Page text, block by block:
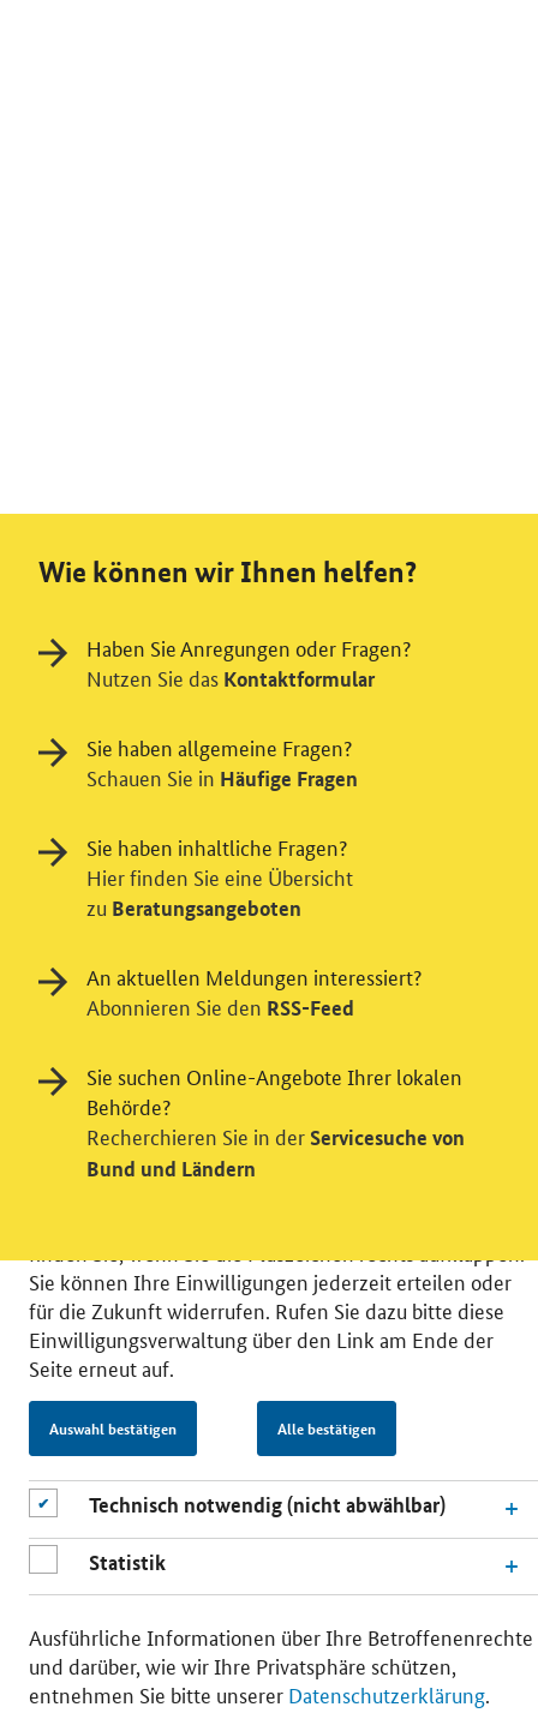
Impressum
Barrierefreiheit
Datenschutz
Einwilligung in Tracking und / oder
Videodienst
verschiedene Zusatzdienste unserer Webseite: Wir
möchten die Nutzeraktivität mit Hilfe
datenschutzfreundlicher Statistiken verstehen, um
unsere Öffentlichkeitsarbeit zu verbessern. Zusätzlich
Sie können Ihre Einwilligungen jederzeit erteilen oder
für die Zukunft widerrufen. Rufen Sie dazu bitte diese
Einwilligungsverwaltung über den Link am Ende der
Seite erneut auf.
Auswahl bestätigen Alle bestätigen
Technisch notwendig (nicht abwählbar)
Statistik
Ausführliche Informationen über Ihre Betroffenenrechte
und darüber, wie wir Ihre Privatsphäre schützen,
entnehmen Sie bitte unserer Datenschutzerklärung.
Wie können wir Ihnen helfen?
Haben Sie Anregungen oder Fragen?
Nutzen Sie das Kontaktformular
Sie haben allgemeine Fragen?
Schauen Sie in Häufige Fragen
Sie haben inhaltliche Fragen?
Hier finden Sie eine Übersicht
zu Beratungsangeboten
An aktuellen Meldungen interessiert?
Abonnieren Sie den RSS-Feed
Sie suchen Online-Angebote Ihrer lokalen
Behörde?
Recherchieren Sie in der Servicesuche von
Bund und Ländern